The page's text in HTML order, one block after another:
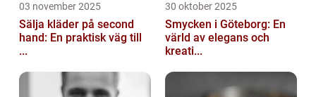
03 november 2025
Sälja kläder på second
hand: En praktisk väg till
...
30 oktober 2025
Smycken i Göteborg: En
värld av elegans och
kreati...